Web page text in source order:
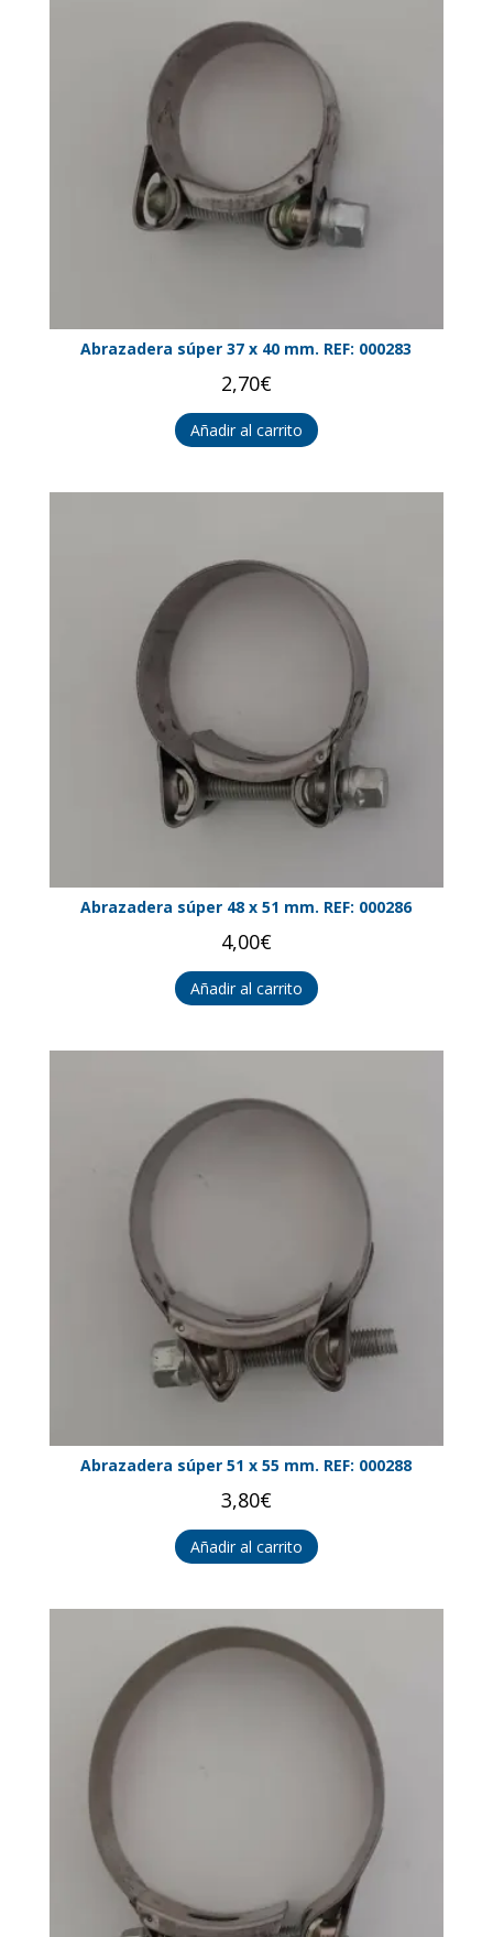
Abrazadera súper 37 x 40 mm. REF: 000283
2,70€
Añadir al carrito
Abrazadera súper 48 x 51 mm. REF: 000286
4,00€
Añadir al carrito
Abrazadera súper 51 x 55 mm. REF: 000288
3,80€
Añadir al carrito